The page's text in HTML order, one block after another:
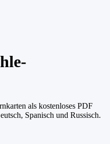
als kostenloses PDF
Spanisch und Russisch.